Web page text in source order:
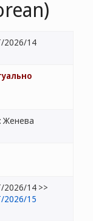
2026/14
Женева
2026/14 >>
2026/15